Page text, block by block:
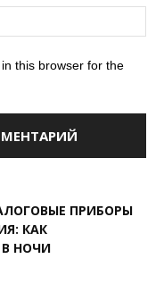
this browser for the
ПРИБОРЫ
КАК
НОЧИ